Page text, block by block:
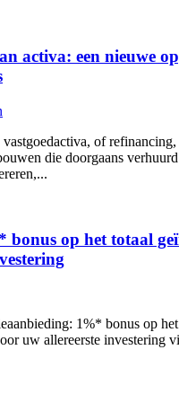
activa: een nieuwe
of refinancing,
die doorgaans
bonus op het totaal
1%* bonus op het
uw allereerste investering